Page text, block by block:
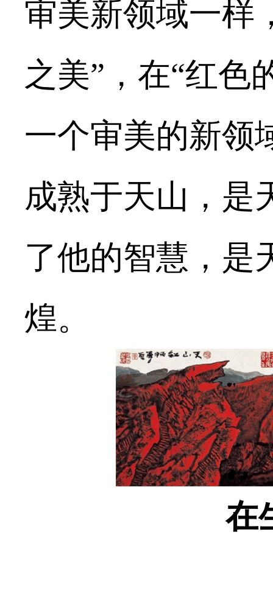
审美新领域一样
之美”，在“红色
一个审美的新领
成熟于天山，是
了他的智慧，是
煌。
在